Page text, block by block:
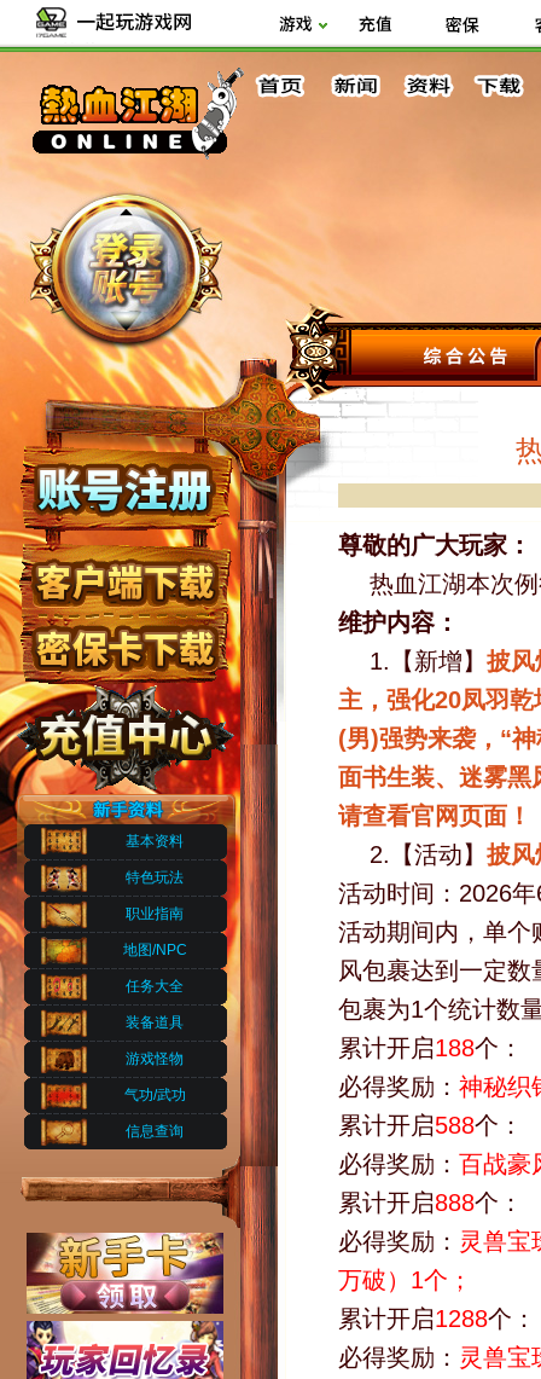
基本资料
特色玩法
职业指南
地图/NPC
任务大全
装备道具
游戏怪物
气功/武功
信息查询
尊敬的广大玩家：
热血江湖本次
维护内容：
1.【新增】 披风
主，强化20凤羽
(男)强势来袭，“
面书生装、迷雾黑
请查看官网页面！
2.【活动】 披风
活动时间：2026
活动期间内，单个
风包裹达到一定
包裹为1个统计数
累计开启188个：
必得奖励： 神秘织
累计开启588个：
必得奖励： 百战豪
累计开启888个：
必得奖励： 灵兽宝
万破）1个；
累计开启1288个：
必得奖励： 灵兽宝